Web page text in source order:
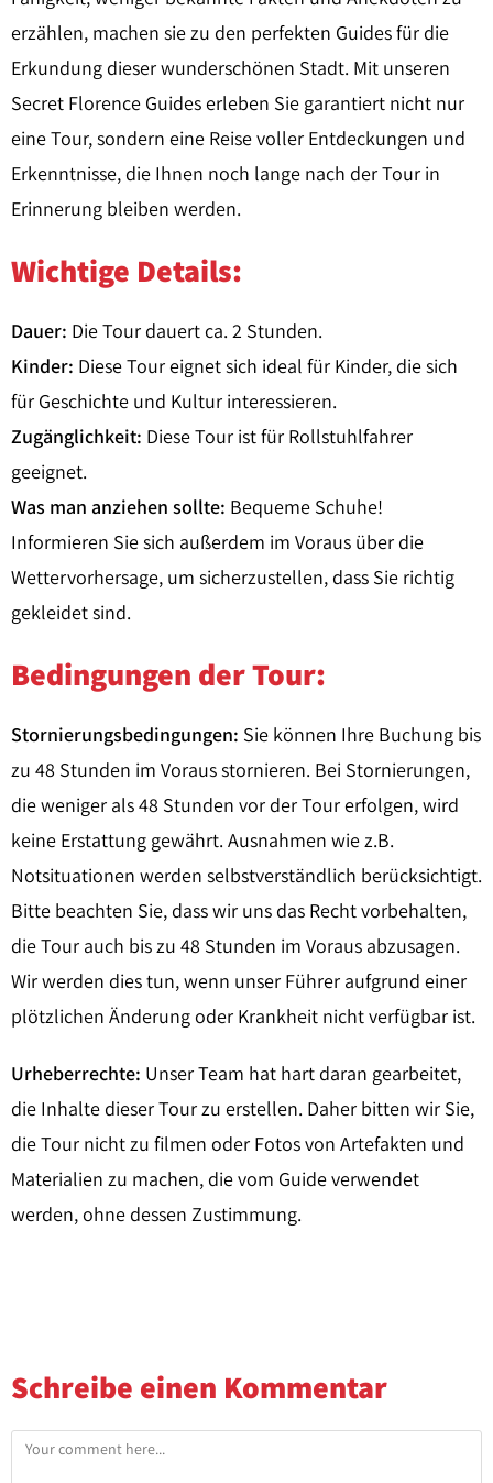
erzählen, machen sie zu den perfekten Guides für die
Erkundung dieser wunderschönen Stadt. Mit unseren
Secret Florence Guides erleben Sie garantiert nicht nur
eine Tour, sondern eine Reise voller Entdeckungen und
Erkenntnisse, die Ihnen noch lange nach der Tour in
Erinnerung bleiben werden.
Wichtige Details:
Dauer: Die Tour dauert ca. 2 Stunden.
Kinder: Diese Tour eignet sich ideal für Kinder, die sich
für Geschichte und Kultur interessieren.
Zugänglichkeit: Diese Tour ist für Rollstuhlfahrer
geeignet.
Was man anziehen sollte: Bequeme Schuhe!
Informieren Sie sich außerdem im Voraus über die
Wettervorhersage, um sicherzustellen, dass Sie richtig
gekleidet sind.
Bedingungen der Tour:
Stornierungsbedingungen: Sie können Ihre Buchung bis
zu 48 Stunden im Voraus stornieren. Bei Stornierungen,
die weniger als 48 Stunden vor der Tour erfolgen, wird
keine Erstattung gewährt. Ausnahmen wie z.B.
Notsituationen werden selbstverständlich berücksichtigt.
Bitte beachten Sie, dass wir uns das Recht vorbehalten,
die Tour auch bis zu 48 Stunden im Voraus abzusagen.
Wir werden dies tun, wenn unser Führer aufgrund einer
plötzlichen Änderung oder Krankheit nicht verfügbar ist.
Urheberrechte: Unser Team hat hart daran gearbeitet,
die Inhalte dieser Tour zu erstellen. Daher bitten wir Sie,
die Tour nicht zu filmen oder Fotos von Artefakten und
Materialien zu machen, die vom Guide verwendet
werden, ohne dessen Zustimmung.
Schreibe einen Kommentar